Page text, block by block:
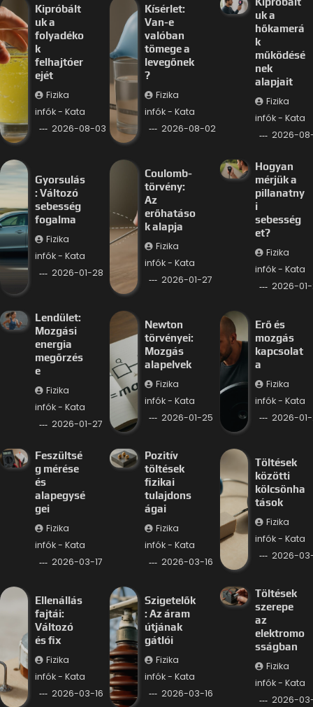
Kipróbált
uk a
folyadéko
k
felhajtóer
ejét
Fizika
infók - Kata
2026-08-03
Kísérlet:
Van-e
valóban
tömege a
levegőnek
?
Fizika
infók - Kata
2026-08-02
uk a
hőkamerá
k
működésé
nek
alapjait
Fizika
infók - Kata
2026-
Gyorsulás
: Változó
sebesség
fogalma
Fizika
infók - Kata
2026-01-28
Coulomb-
törvény:
Az
erőhatáso
k alapja
Fizika
infók - Kata
2026-01-27
Hogyan
mérjük a
pillanatny
i
sebesség
et?
Fizika
infók - Kata
2026-
Lendület:
Mozgási
energia
megőrzés
e
Fizika
infók - Kata
2026-01-27
Newton
törvényei:
Mozgás
alapelvek
Fizika
infók - Kata
2026-01-25
Erő és
mozgás
kapcsolat
a
Fizika
infók - Kata
2026-
Feszültsé
g mérése
és
alapegysé
gei
Fizika
infók - Kata
2026-03-17
Pozitív
töltések
fizikai
tulajdons
ágai
Fizika
infók - Kata
2026-03-16
Töltések
közötti
kölcsönha
tások
Fizika
infók - Kata
2026-
Ellenállás
fajtái:
Változó
és fix
Fizika
infók - Kata
2026-03-16
Szigetelők
: Az áram
útjának
gátlói
Fizika
infók - Kata
2026-03-16
Töltések
szerepe
az
elektromo
sságban
Fizika
infók - Kata
2026-